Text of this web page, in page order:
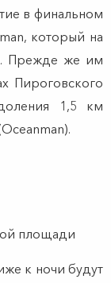
в финальном
который на
Прежде же им
Пироговского
1,5 км
площади
к ночи будут